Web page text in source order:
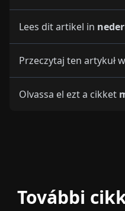
Lees dit artikel in
Przeczytaj ten artykuł w
Olvassa el ezt a cikket
További